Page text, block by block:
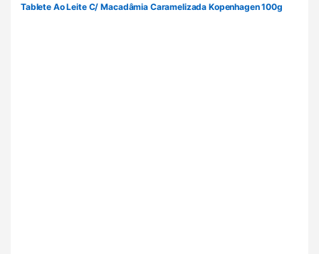
Tablete Ao Leite C/ Macadâmia Caramelizada Kopenhagen 100g